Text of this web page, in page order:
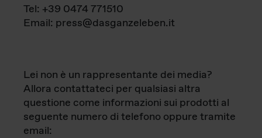
Tel: +39 0474 771510
Email: press@dasganzeleben.it
Lei non è un rappresentante dei media?
Allora contattateci per qualsiasi altra
questione come informazioni sui prodotti al
seguente numero di telefono oppure tramite
email: